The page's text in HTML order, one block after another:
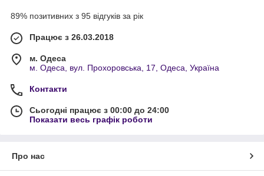
89% позитивних з 95 відгуків за рік
Працює з 26.03.2018
м. Одеса
м. Одеса, вул. Прохоровська, 17, Одеса, Україна
Контакти
Сьогодні працює з 00:00 до 24:00
Показати весь графік роботи
Про нас